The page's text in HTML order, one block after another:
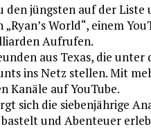
den jüngsten auf der
World“, einem
Aufrufen.
aus Texas, die unter
ins Netz stellen. Mit
Kanäle auf YouTube.
sich die siebenjährige
und Abenteuer